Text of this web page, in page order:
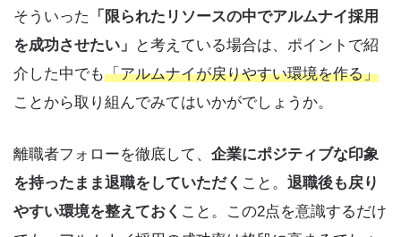
そういった
「限られたリソースの中でアルムナイ採用
を成功させたい」
と考えている場合は、ポイントで紹
介した中でも「アルムナイが戻りやすい環境を作る」
ことから取り組んでみてはいかがでしょうか。
離職者フォローを徹底して、 企業にポジティブな印象
を持ったまま退職をしていただく こと。 退職後も戻り
やすい環境を整えておく こと。この2点を意識するだけ